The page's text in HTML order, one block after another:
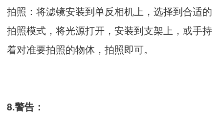
拍照：将滤镜安装到单反相机上，选择到合适的
拍照模式，将光源打开，安装到支架上，或手持
着对准要拍照的物体，拍照即可。
8.警告：